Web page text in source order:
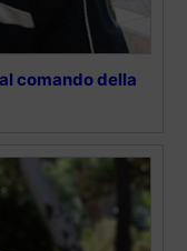
comando della